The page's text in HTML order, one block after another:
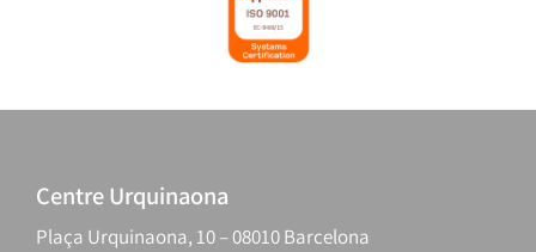
Centre Urquinaona
Plaça Urquinaona, 10 – 08010 Barcelona